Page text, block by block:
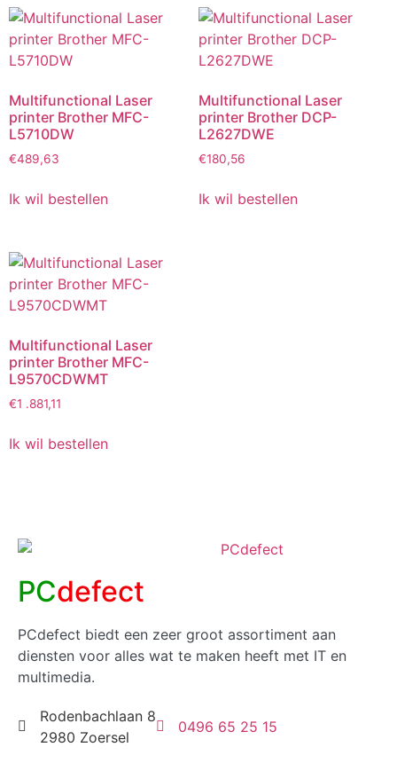
Multifunctional Laser
printer Brother MFC-
L5710DW
€489,63
Ik wil bestellen
Multifunctional Laser
printer Brother DCP-
L2627DWE
€180,56
Ik wil bestellen
Multifunctional Laser
printer Brother MFC-
L9570CDWMT
€1 .881,11
Ik wil bestellen
PCdefect
PCdefect biedt een zeer groot assortiment aan
diensten voor alles wat te maken heeft met IT en
multimedia.
Rodenbachlaan 8
2980 Zoersel
0496 65 25 15